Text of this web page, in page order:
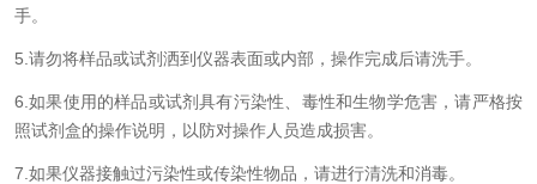
手。
5.请勿将样品或试剂洒到仪器表面或内部，操作完成后请洗手。
6.如果使用的样品或试剂具有污染性、毒性和生物学危害，请严格按
照试剂盒的操作说明，以防对操作人员造成损害。
7.如果仪器接触过污染性或传染性物品，请进行清洗和消毒。